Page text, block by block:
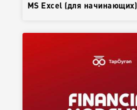
MS Excel (для начинающих)